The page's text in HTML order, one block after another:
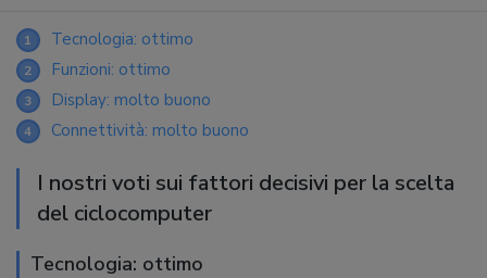
1 Tecnologia: ottimo
2 Funzioni: ottimo
3 Display: molto buono
4 Connettività: molto buono
I nostri voti sui fattori decisivi per la scelta
del ciclocomputer
Tecnologia: ottimo